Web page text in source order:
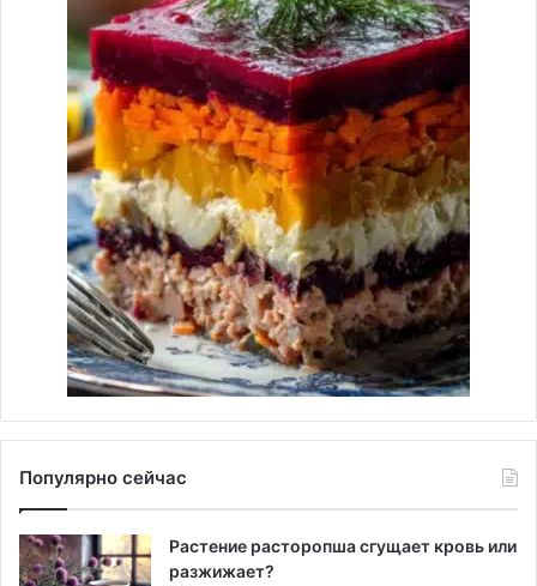
Популярно сейчас
Растение расторопша сгущает кровь или
разжижает?